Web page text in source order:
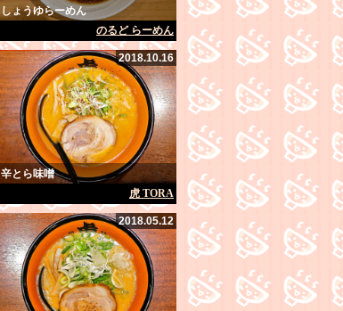
しょうゆらーめん
のるど らーめん
2018.10.16
辛とら味噌
虎 TORA
2018.05.12